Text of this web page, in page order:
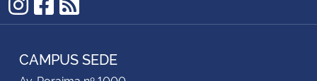
Instagram
Facebook
RSS
CAMPUS SEDE